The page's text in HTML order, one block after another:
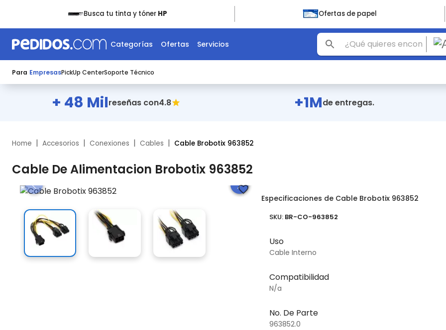
Busca tu tinta y tónerHP Ofertas de papel
Categorías Ofertas Servicios
Para EmpresasPickUp CenterSoporte Técnico
+ 48 Milreseñas con4.8 +1Mde entregas.
Home | Accesorios | Conexiones | Cables | Cable Brobotix 963852
Cable De Alimentacion Brobotix 963852
Especificaciones de Cable Brobotix 963852
SKU: BR-CO-963852
Uso
Cable Interno
Compatibilidad
N/a
No. De Parte
963852.0